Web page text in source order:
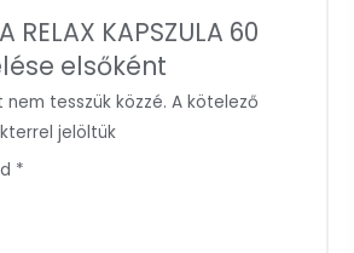
RELAX KAPSZULA 60
elsőként
tesszük közzé. A kötelező
jelöltük
*